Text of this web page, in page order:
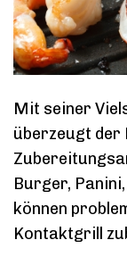
Mit seiner
überzeugt der
Burger,
können
Kontaktgrill